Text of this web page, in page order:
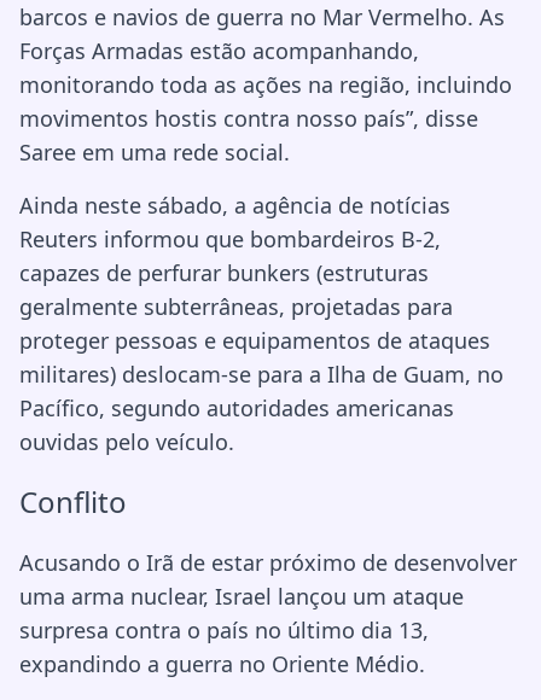
barcos e navios de guerra no Mar Vermelho. As
Forças Armadas estão acompanhando,
monitorando toda as ações na região, incluindo
movimentos hostis contra nosso país”, disse
Saree em uma rede social.
Ainda neste sábado, a agência de notícias
Reuters informou que bombardeiros B-2,
capazes de perfurar bunkers (estruturas
geralmente subterrâneas, projetadas para
proteger pessoas e equipamentos de ataques
militares) deslocam-se para a Ilha de Guam, no
Pacífico, segundo autoridades americanas
ouvidas pelo veículo.
Conflito
Acusando o Irã de estar próximo de desenvolver
uma arma nuclear, Israel lançou um ataque
surpresa contra o país no último dia 13,
expandindo a guerra no Oriente Médio.